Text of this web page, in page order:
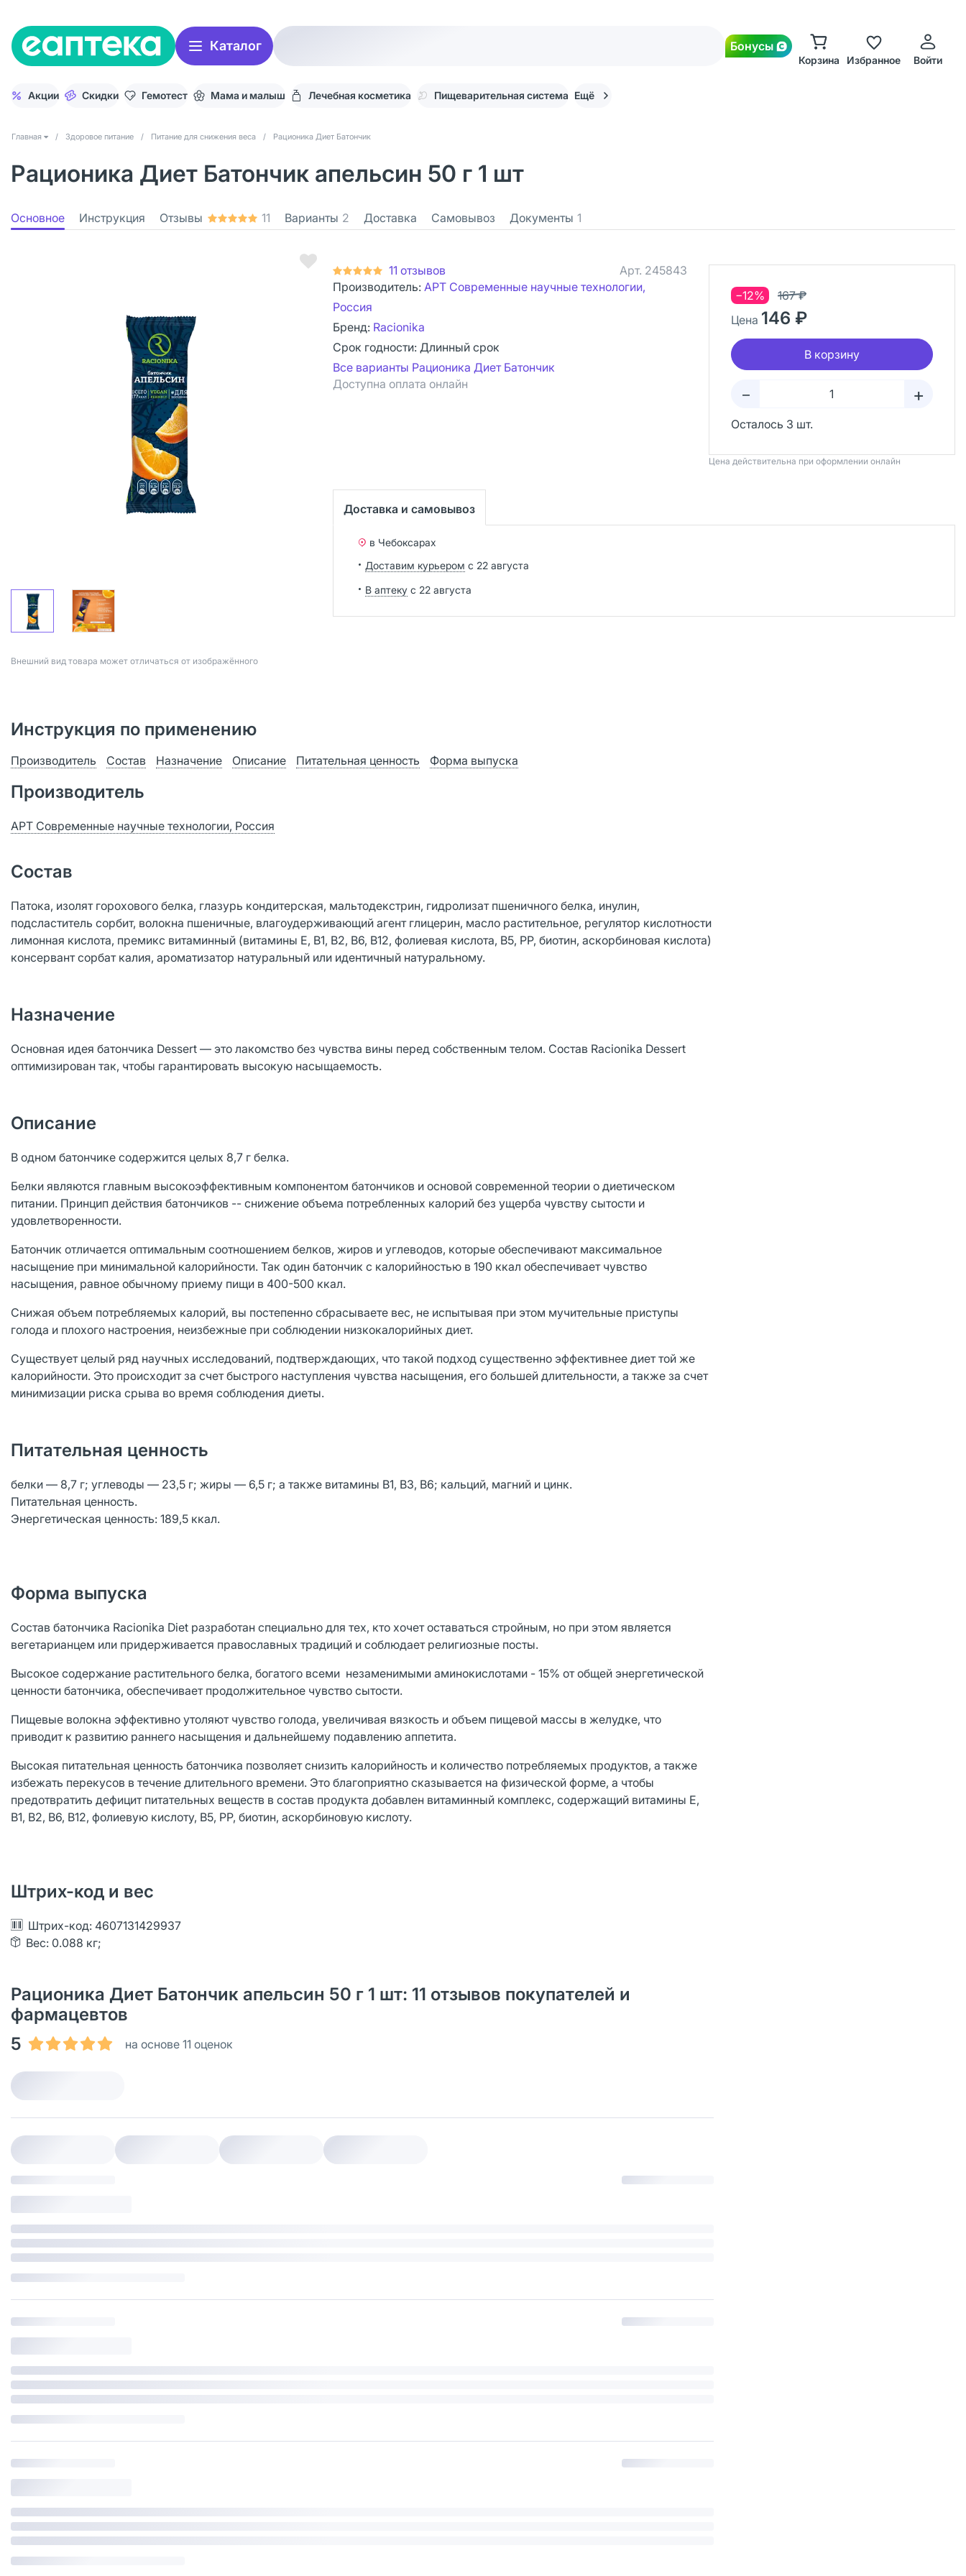
Каталог Бонусы
Корзина Избранное Войти
Акции Скидки Гемотест Мама и малыш Лечебная косметика Пищеварительная система Ещё
Главная / Здоровое питание / Питание для снижения веса / Рационика Диет Батончик
Рационика Диет Батончик апельсин 50 г 1 шт
Основное Инструкция Отзывы 11 Варианты 2 Доставка Самовывоз Документы 1
Bнешний вид товара может отличаться от изображённого
11 отзывов Арт. 245843
Производитель: АРТ Современные научные технологии,
Россия
Бренд: Racionika
Срок годности: Длинный срок
Все варианты Рационика Диет Батончик
Доступна оплата онлайн
−12%
167 ₽
Цена 146 ₽
В корзину
– +
Осталось 3 шт.
Цена действительна при оформлении онлайн
Доставка и самовывоз
в Чебоксарах
Доставим курьером с 22 августа
В аптеку с 22 августа
Инструкция по применению
Производитель Состав Назначение Описание Питательная ценность Форма выпуска
Производитель
АРТ Современные научные технологии, Россия
Состав
Патока, изолят горохового белка, глазурь кондитерская, мальтодекстрин, гидролизат пшеничного белка, инулин,
подсластитель сорбит, волокна пшеничные, влагоудерживающий агент глицерин, масло растительное, регулятор кислотности
лимонная кислота, премикс витаминный (витамины Е, В1, В2, В6, В12, фолиевая кислота, В5, РР, биотин, аскорбиновая кислота)
консервант сорбат калия, ароматизатор натуральный или идентичный натуральному.
Назначение
Основная идея батончика Dessert — это лакомство без чувства вины перед собственным телом. Состав Racionika Dessert
оптимизирован так, чтобы гарантировать высокую насыщаемость.
Описание
В одном батончике содержится целых 8,7 г белка.
Белки являются главным высокоэффективным компонентом батончиков и основой современной теории о диетическом
питании. Принцип действия батончиков -- снижение объема потребленных калорий без ущерба чувству сытости и
удовлетворенности.
Батончик отличается оптимальным соотношением белков, жиров и углеводов, которые обеспечивают максимальное
насыщение при минимальной калорийности. Так один батончик с калорийностью в 190 ккал обеспечивает чувство
насыщения, равное обычному приему пищи в 400-500 ккал.
Снижая объем потребляемых калорий, вы постепенно сбрасываете вес, не испытывая при этом мучительные приступы
голода и плохого настроения, неизбежные при соблюдении низкокалорийных диет.
Существует целый ряд научных исследований, подтверждающих, что такой подход существенно эффективнее диет той же
калорийности. Это происходит за счет быстрого наступления чувства насыщения, его большей длительности, а также за счет
минимизации риска срыва во время соблюдения диеты.
Питательная ценность
белки — 8,7 г; углеводы — 23,5 г; жиры — 6,5 г; а также витамины В1, В3, В6; кальций, магний и цинк.
Питательная ценность.
Энергетическая ценность: 189,5 ккал.
Форма выпуска
Состав батончика Racionika Diet разработан специально для тех, кто хочет оставаться стройным, но при этом является
вегетарианцем или придерживается православных традиций и соблюдает религиозные посты.
Высокое содержание растительного белка, богатого всеми незаменимыми аминокислотами - 15% от общей энергетической
ценности батончика, обеспечивает продолжительное чувство сытости.
Пищевые волокна эффективно утоляют чувство голода, увеличивая вязкость и объем пищевой массы в желудке, что
приводит к развитию раннего насыщения и дальнейшему подавлению аппетита.
Высокая питательная ценность батончика позволяет снизить калорийность и количество потребляемых продуктов, а также
избежать перекусов в течение длительного времени. Это благоприятно сказывается на физической форме, а чтобы
предотвратить дефицит питательных веществ в состав продукта добавлен витаминный комплекс, содержащий витамины Е,
В1, В2, В6, В12, фолиевую кислоту, В5, РР, биотин, аскорбиновую кислоту.
Штрих-код и вес
Штрих-код: 4607131429937
Вес: 0.088 кг;
Рационика Диет Батончик апельсин 50 г 1 шт: 11 отзывов покупателей и
фармацевтов
5
на основе 11 оценок